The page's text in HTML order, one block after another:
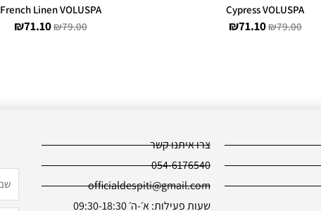
Cypress VOLUSPA
₪79.00
₪71.10
French Linen VOLUSPA
₪79.00
₪71.10
צרו איתנו קשר
054-6176540
officialdespiti@gmail.com
שעות פעילות: א׳-ה׳ 09:30-18:30